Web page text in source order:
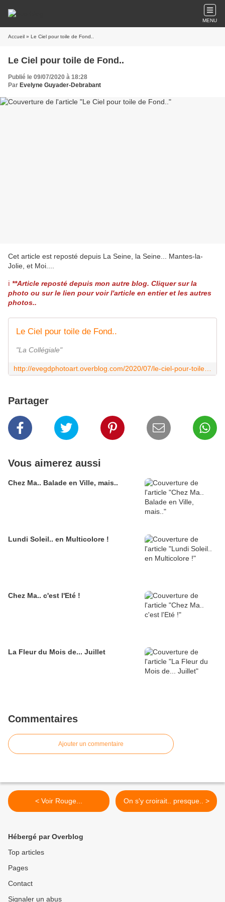
MENU
Accueil » Le Ciel pour toile de Fond..
Le Ciel pour toile de Fond..
Publié le 09/07/2020 à 18:28
Par Evelyne Guyader-Debrabant
Cet article est reposté depuis La Seine, la Seine... Mantes-la-
Jolie, et Moi...
ℹ️ **Article reposté depuis mon autre blog. Cliquer sur la
photo ou sur le lien pour voir l'article en entier et les autres
photos..
Le Ciel pour toile de Fond..
"La Collégiale"
Partager
Vous aimerez aussi
Chez Ma.. Balade en Ville, mais..
Lundi Soleil.. en Multicolore !
Chez Ma.. c'est l'Eté !
La Fleur du Mois de... Juillet
Commentaires
Ajouter un commentaire
< Voir Rouge... On s'y croirait.. presque.. >
Hébergé par Overblog
Top articles
Pages
Contact
Signaler un abus